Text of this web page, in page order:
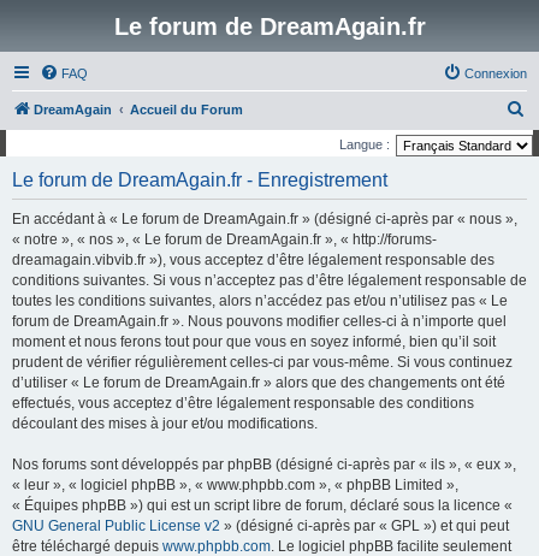
Le forum de DreamAgain.fr
FAQ Connexion
DreamAgain Accueil du Forum
e
Langue :
Le forum de DreamAgain.fr - Enregistrement
En accédant à « Le forum de DreamAgain.fr » (désigné ci-après par « nous »,
« notre », « nos », « Le forum de DreamAgain.fr », « http://forums-
dreamagain.vibvib.fr »), vous acceptez d’être légalement responsable des
conditions suivantes. Si vous n’acceptez pas d’être légalement responsable de
toutes les conditions suivantes, alors n’accédez pas et/ou n’utilisez pas « Le
forum de DreamAgain.fr ». Nous pouvons modifier celles-ci à n’importe quel
moment et nous ferons tout pour que vous en soyez informé, bien qu’il soit
prudent de vérifier régulièrement celles-ci par vous-même. Si vous continuez
d’utiliser « Le forum de DreamAgain.fr » alors que des changements ont été
effectués, vous acceptez d’être légalement responsable des conditions
découlant des mises à jour et/ou modifications.
Nos forums sont développés par phpBB (désigné ci-après par « ils », « eux »,
« leur », « logiciel phpBB », « www.phpbb.com », « phpBB Limited »,
« Équipes phpBB ») qui est un script libre de forum, déclaré sous la licence «
GNU General Public License v2 » (désigné ci-après par « GPL ») et qui peut
être téléchargé depuis www.phpbb.com. Le logiciel phpBB facilite seulement